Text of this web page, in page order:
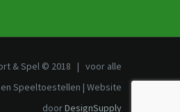
& Spel © 2018 | voor alle
Speeltoestellen | Website
doorDesignSupply